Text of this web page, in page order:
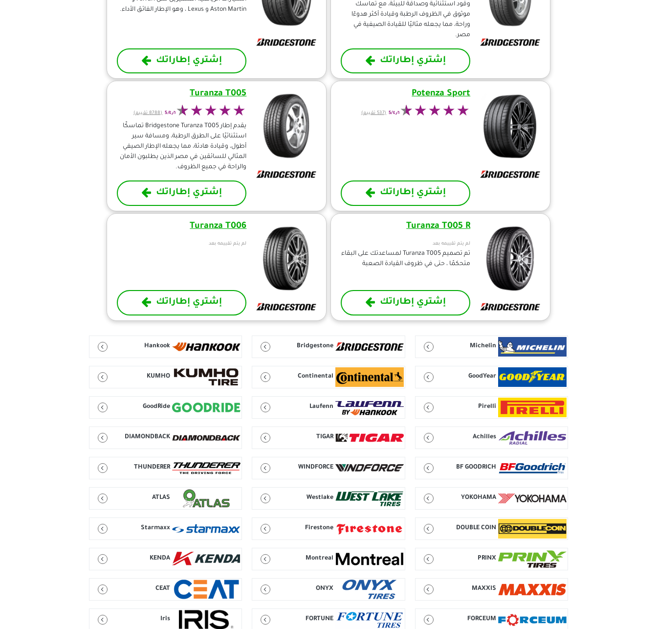
وقود استثنائية وصداقة للبيئة، مع تماسك
موثوق في الظروف الرطبة وقيادة أكثر هدوءًا
وراحة، مما يجعله مثاليًا للقيادة الصيفية في
مصر.
إشتري إطاراتك
Aston Martin و Lexus ، وهو الإطار الفائق الأداء.
إشتري إطاراتك
Potenza Sport
٤٫٦/5 (537 تقييم)
إشتري إطاراتك
Turanza T005
٤٫٦/5 (8788 تقييم)
يقدم إطار Bridgestone Turanza T005 تماسكًا
استثنائيًا على الطرق الرطبة، ومسافة سير
أطول، وقيادة هادئة، مما يجعله الإطار الصيفي
المثالي للسائقين في مصر الذين يطلبون الأمان
والراحة في جميع الظروف.
إشتري إطاراتك
Turanza T005 R
لم يتم تقييمه بعد
تم تصميم Turanza T005 لمساعدتك على البقاء
متحكمًا ، حتى في ظروف القيادة الصعبة
إشتري إطاراتك
Turanza T006
لم يتم تقييمه بعد
إشتري إطاراتك
Michelin
Bridgestone
Hankook
GoodYear
Continental
KUMHO
Pirelli
Laufenn
GoodRide
Achilles
TIGAR
DIAMONDBACK
BF GOODRICH
WINDFORCE
THUNDERER
YOKOHAMA
Westlake
ATLAS
DOUBLE COIN
Firestone
Starmaxx
PRINX
Montreal
KENDA
MAXXIS
ONYX
CEAT
FORCEUM
FORTUNE
Iris